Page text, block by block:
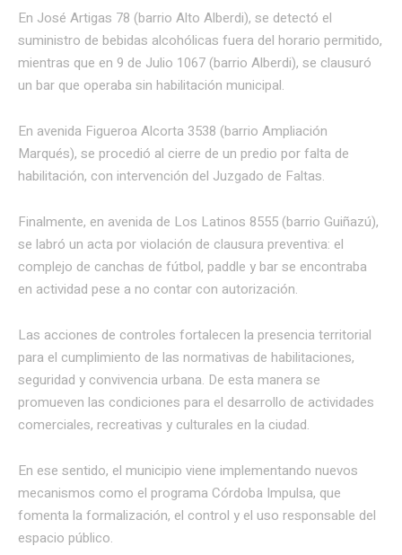
En José Artigas 78 (barrio Alto Alberdi), se detectó el
suministro de bebidas alcohólicas fuera del horario permitido,
mientras que en 9 de Julio 1067 (barrio Alberdi), se clausuró
un bar que operaba sin habilitación municipal.
En avenida Figueroa Alcorta 3538 (barrio Ampliación
Marqués), se procedió al cierre de un predio por falta de
habilitación, con intervención del Juzgado de Faltas.
Finalmente, en avenida de Los Latinos 8555 (barrio Guiñazú),
se labró un acta por violación de clausura preventiva: el
complejo de canchas de fútbol, paddle y bar se encontraba
en actividad pese a no contar con autorización.
Las acciones de controles fortalecen la presencia territorial
para el cumplimiento de las normativas de habilitaciones,
seguridad y convivencia urbana. De esta manera se
promueven las condiciones para el desarrollo de actividades
comerciales, recreativas y culturales en la ciudad.
En ese sentido, el municipio viene implementando nuevos
mecanismos como el programa Córdoba Impulsa, que
fomenta la formalización, el control y el uso responsable del
espacio público.